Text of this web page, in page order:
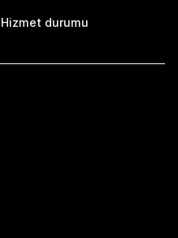
Hizmet durumu